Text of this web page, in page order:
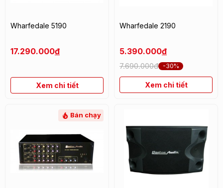
Wharfedale 5190
17.290.000đ
Xem chi tiết
Wharfedale 2190
5.390.000đ
7.690.000đ -30%
Xem chi tiết
Bán chạy